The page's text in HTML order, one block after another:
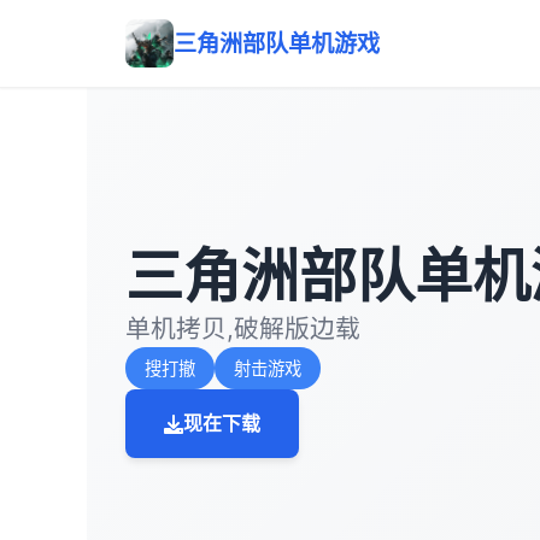
三角洲部队单机游戏
三角洲部队单
单机拷贝,破解版边载
搜打撤 射击游戏
现在下载